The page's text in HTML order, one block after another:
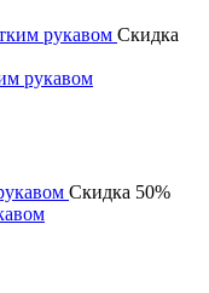
Скидка
рукавом
Скидка 50%